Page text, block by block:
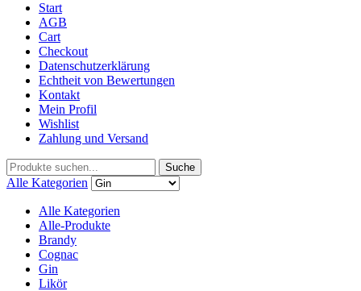
Start
AGB
Cart
Checkout
Datenschutzerklärung
Echtheit von Bewertungen
Kontakt
Mein Profil
Wishlist
Zahlung und Versand
Suche
Alle Kategorien
Alle Kategorien
Alle-Produkte
Brandy
Cognac
Gin
Likör